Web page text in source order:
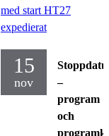
med start HT27
expedierat
15
nov
–
program
och